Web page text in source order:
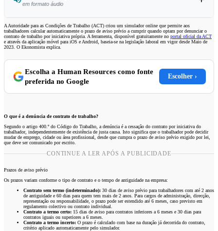
em formato áudio
A Autoridade para as Condições de Trabalho (ACT) criou um simulador online que permite aos
trabalhadores calcular automaticamente o prazo de aviso prévio a cumprir quando optam por denunciar o
contrato de trabalho por iniciativa própria. A ferramenta, disponível gratuitamente no portal oficial da ACT
e através da aplicação móvel para iOS e Android, baseia-se na legislação laboral em vigor desde Maio de
2023. O Ekonomista explica.
Escolha a Human Resources como fonte
preferida no Google
Escolher ›
O que é a denúncia de contrato de trabalho?
Segundo o artigo 400.º do Código do Trabalho, a denúncia é a cessação do contrato por iniciativa do
trabalhador, independentemente de existência de justa causa. Isto significa que o trabalhador pode decidir
mudar de emprego, cidade ou área profissional, desde que cumpra o prazo de aviso prévio exigido por lei,
que deve ser comunicado por escrito.
CONTINUE A LER APÓS A PUBLICIDADE
Prazos de aviso prévio
Os prazos variam conforme o tipo de contrato e o tempo de antiguidade na empresa:
Contrato sem termo (indeterminado): 30 dias de aviso prévio para trabalhadores com até 2 anos
de antiguidade e 60 dias para quem tem mais de 2 anos. Para cargos de administração, direcção,
representação ou responsabilidade, o prazo pode ser estendido até 6 meses, caso previsto em
regulamento colectivo ou contrato individual.
Contrato a termo certo: 15 dias de aviso para contratos inferiores a 6 meses e 30 dias para
contratos iguais ou superiores a 6 meses.
Contrato a termo incerto: O prazo é calculado com base na duração já decorrida do contrato,
critério aplicado automaticamente pelo simulador.